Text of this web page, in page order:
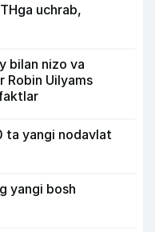
uchrab,
bilan nizo va
Robin Uilyams
ta yangi nodavlat
yangi bosh